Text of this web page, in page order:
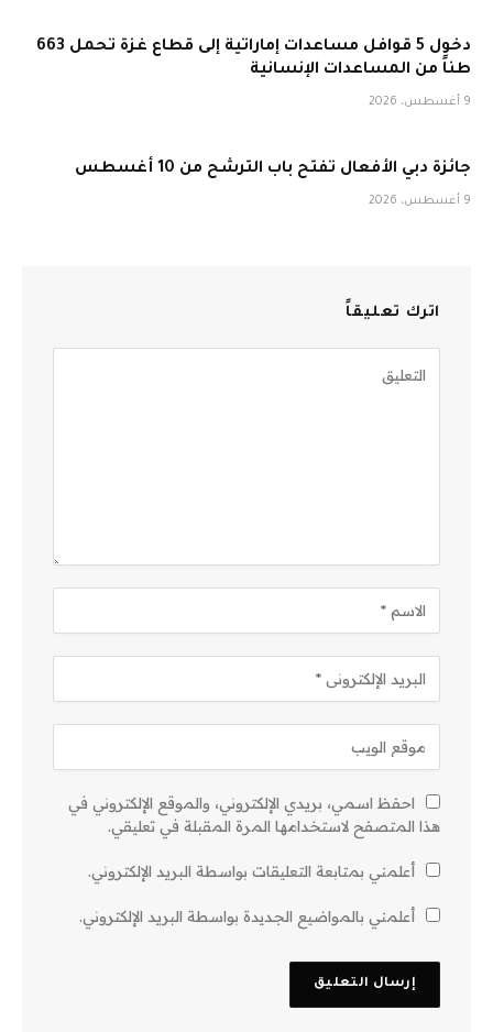
دخول 5 قوافل مساعدات إماراتية إلى قطاع غزة تحمل 663
طناً من المساعدات الإنسانية
9 أغسطس، 2026
جائزة دبي الأفعال تفتح باب الترشح من 10 أغسطس
9 أغسطس، 2026
اترك تعليقاً
احفظ اسمي، بريدي الإلكتروني، والموقع الإلكتروني في
هذا المتصفح لاستخدامها المرة المقبلة في تعليقي.
أعلمني بمتابعة التعليقات بواسطة البريد الإلكتروني.
أعلمني بالمواضيع الجديدة بواسطة البريد الإلكتروني.